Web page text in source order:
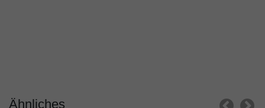
Ähnliches